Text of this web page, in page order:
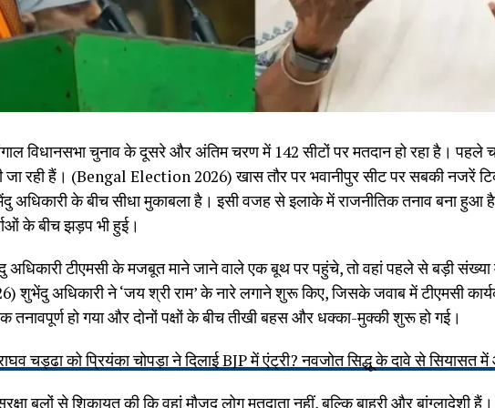
विधानसभा चुनाव के दूसरे और अंतिम चरण में 142 सीटों पर मतदान हो रहा है। पहले
रही हैं। (Bengal Election 2026) खास तौर पर भवानीपुर सीट पर सबकी नजरें
अधिकारी के बीच सीधा मुकाबला है। इसी वजह से इलाके में राजनीतिक तनाव बना हुआ
के बीच झड़प भी हुई।
अधिकारी टीएमसी के मजबूत माने जाने वाले एक बूथ पर पहुंचे, तो वहां पहले से बड़ी संख्या में
अधिकारी ने ‘जय श्री राम’ के नारे लगाने शुरू किए, जिसके जवाब में टीएमसी
हो गया और दोनों पक्षों के बीच तीखी बहस और धक्का-मुक्की शुरू हो गई।
चड्ढा को प्रियंका चोपड़ा ने दिलाई BJP में एंट्री? नवजोत सिद्धू के दावे से सियासत
बलों से शिकायत की कि वहां मौजूद लोग मतदाता नहीं, बल्कि बाहरी और बांग्लादेशी